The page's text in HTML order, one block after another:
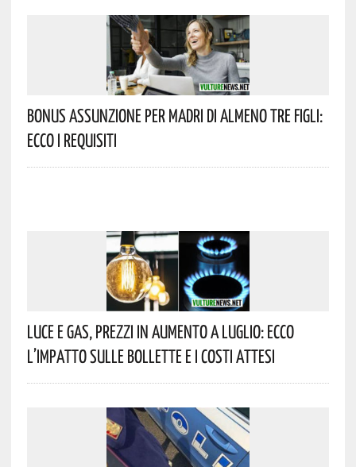
Bonus Assunzione Per Madri Di Almeno Tre Figli:
Ecco I Requisiti
Luce E Gas, Prezzi In Aumento A Luglio: Ecco
L’impatto Sulle Bollette E I Costi Attesi